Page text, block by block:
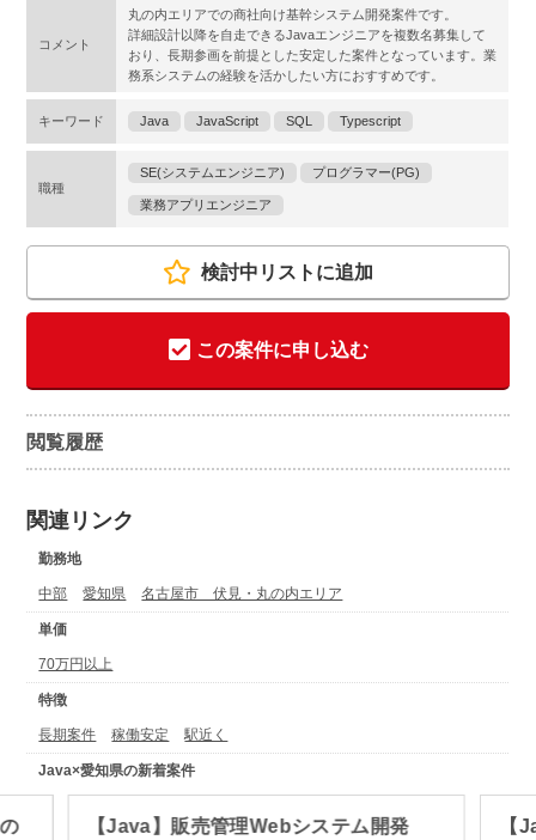
コメント
丸の内エリアでの商社向け基幹システム開発案件です。
詳細設計以降を自走できるJavaエンジニアを複数名募集して
おり、長期参画を前提とした安定した案件となっています。業
務系システムの経験を活かしたい方におすすめです。
キーワード Java JavaScript SQL Typescript
職種
SE(システムエンジニア) プログラマー(PG)
業務アプリエンジニア
検討中リストに追加
この案件に申し込む
閲覧履歴
関連リンク
勤務地
中部 愛知県 名古屋市 伏見・丸の内エリア
単価
70万円以上
特徴
長期案件 稼働安定 駅近く
Java×愛知県の新着案件
【Java】販売管理Webシステム開発
【